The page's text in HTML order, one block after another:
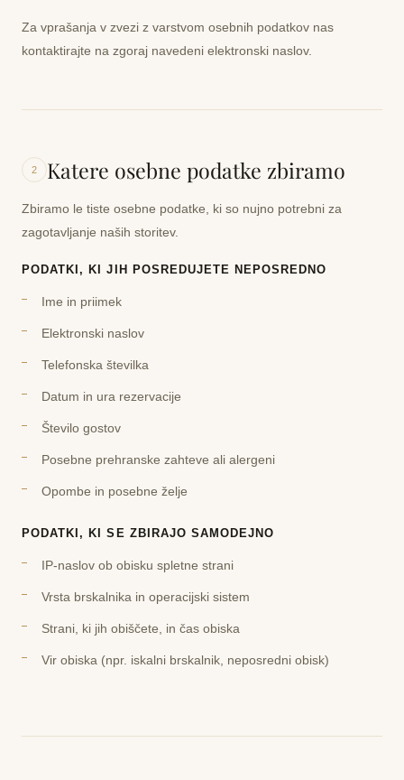
Za vprašanja v zvezi z varstvom osebnih podatkov nas
kontaktirajte na zgoraj navedeni elektronski naslov.
2 Katere osebne podatke zbiramo
Zbiramo le tiste osebne podatke, ki so nujno potrebni za
zagotavljanje naših storitev.
PODATKI, KI JIH POSREDUJETE NEPOSREDNO
Ime in priimek
Elektronski naslov
Telefonska številka
Datum in ura rezervacije
Število gostov
Posebne prehranske zahteve ali alergeni
Opombe in posebne želje
PODATKI, KI SE ZBIRAJO SAMODEJNO
IP-naslov ob obisku spletne strani
Vrsta brskalnika in operacijski sistem
Strani, ki jih obiščete, in čas obiska
Vir obiska (npr. iskalni brskalnik, neposredni obisk)